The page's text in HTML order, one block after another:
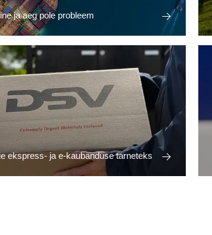
ja aeg pole probleem
ekspress- ja e-kaubanduse tarneteks